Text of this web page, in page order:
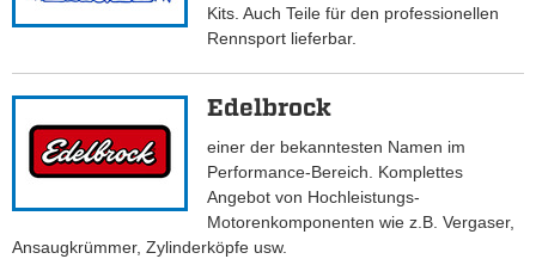
Kits. Auch Teile für den professionellen
Rennsport lieferbar.
Edelbrock
einer der bekanntesten Namen im
Performance-Bereich. Komplettes
Angebot von Hochleistungs-
Motorenkomponenten wie z.B. Vergaser,
Ansaugkrümmer, Zylinderköpfe usw.